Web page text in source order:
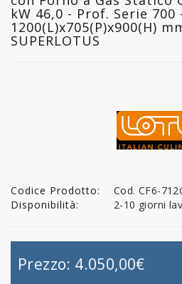
kW 46,0 - Prof. Serie 700
1200(L)x705(P)x900(H)
SUPERLOTUS
Codice Prodotto:
Cod. CF6-
Disponibilità:
2-10 giorni
Prezzo: 4.050,00€